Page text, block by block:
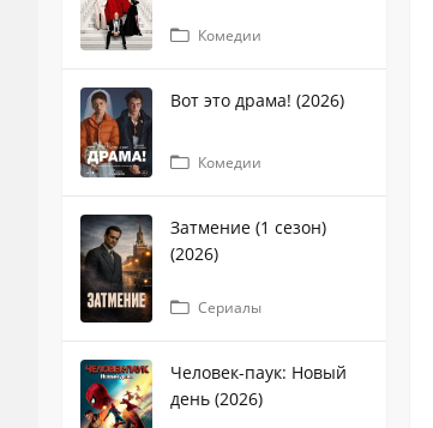
Комедии
Вот это драма! (2026)
Комедии
Затмение (1 сезон)
(2026)
Сериалы
Человек-паук: Новый
день (2026)